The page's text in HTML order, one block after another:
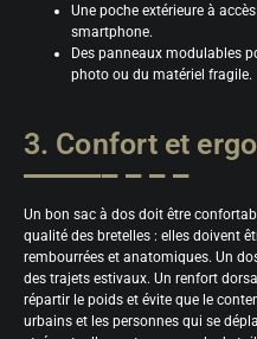
Une poche extérieure à
smartphone.
Des panneaux modulables
photo ou du matériel fragile.
3. Confort et
Un bon sac à dos doit être
qualité des bretelles : elles doivent
rembourrées et anatomiques. Un
des trajets estivaux. Un renfort
répartir le poids et évite que le
urbains et les personnes qui se